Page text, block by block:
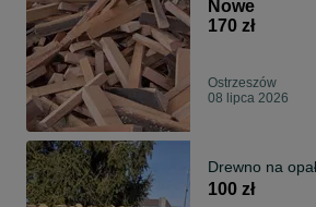
Nowe
170 zł
Ostrzeszów
08 lipca 2026
Drewno na
100 zł